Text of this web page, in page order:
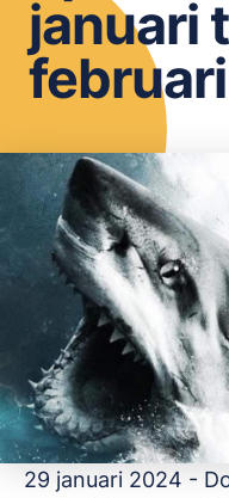
januari
29 januari 2024 -